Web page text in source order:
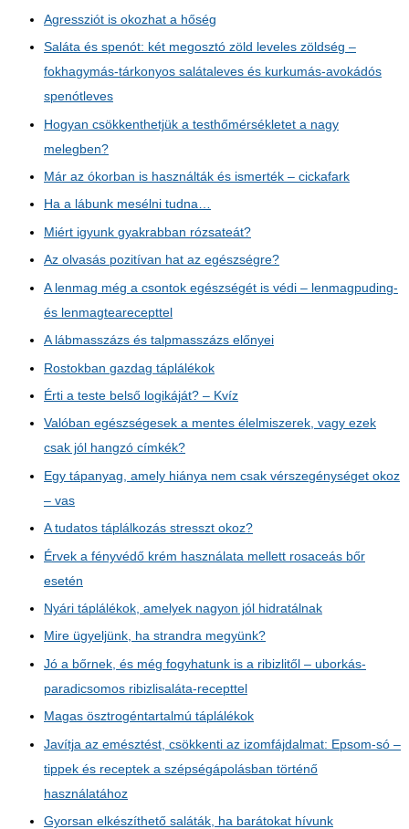
Agressziót is okozhat a hőség
Saláta és spenót: két megosztó zöld leveles zöldség –
fokhagymás-tárkonyos salátaleves és kurkumás-avokádós
spenótleves
Hogyan csökkenthetjük a testhőmérsékletet a nagy
melegben?
Már az ókorban is használták és ismerték – cickafark
Ha a lábunk mesélni tudna…
Miért igyunk gyakrabban rózsateát?
Az olvasás pozitívan hat az egészségre?
A lenmag még a csontok egészségét is védi – lenmagpuding-
és lenmagtearecepttel
A lábmasszázs és talpmasszázs előnyei
Rostokban gazdag táplálékok
Érti a teste belső logikáját? – Kvíz
Valóban egészségesek a mentes élelmiszerek, vagy ezek
csak jól hangzó címkék?
Egy tápanyag, amely hiánya nem csak vérszegénységet okoz
– vas
A tudatos táplálkozás stresszt okoz?
Érvek a fényvédő krém használata mellett rosaceás bőr
esetén
Nyári táplálékok, amelyek nagyon jól hidratálnak
Mire ügyeljünk, ha strandra megyünk?
Jó a bőrnek, és még fogyhatunk is a ribizlitől – uborkás-
paradicsomos ribizlisaláta-recepttel
Magas ösztrogéntartalmú táplálékok
Javítja az emésztést, csökkenti az izomfájdalmat: Epsom-só –
tippek és receptek a szépségápolásban történő
használatához
Gyorsan elkészíthető saláták, ha barátokat hívunk